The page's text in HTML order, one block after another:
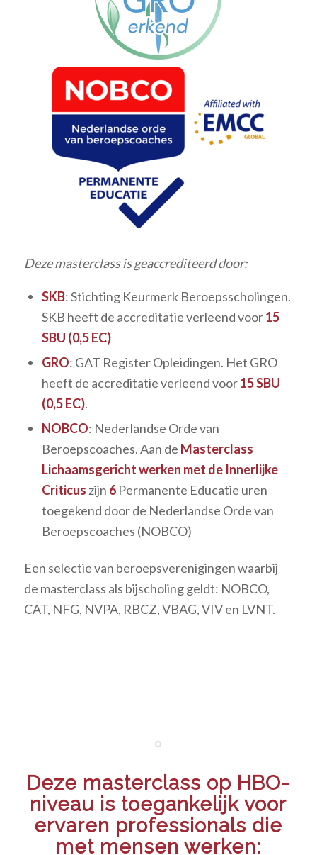
Deze masterclass is geaccrediteerd door:
SKB: Stichting Keurmerk Beroepsscholingen.
SKB heeft de accreditatie verleend voor15
SBU (0,5 EC)
GRO: GAT Register Opleidingen. Het GRO
heeft de accreditatie verleend voor15 SBU
(0,5 EC).
NOBCO: Nederlandse Orde van
Beroepscoaches. Aan de Masterclass
Lichaamsgericht werken met de Innerlijke
Criticuszijn 6 Permanente Educatie uren
toegekend door de Nederlandse Orde van
Beroepscoaches (NOBCO)
Een selectie van beroepsverenigingen waarbij
de masterclass als bijscholing geldt: NOBCO,
CAT, NFG, NVPA, RBCZ, VBAG, VIV en LVNT.
Deze masterclass op HBO-
niveau is toegankelijk voor
ervaren professionals die
met mensen werken: